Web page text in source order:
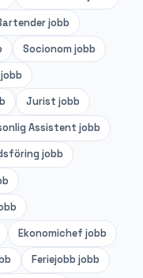
jobb
Socionom jobb
jobb
Jurist jobb
Assistent jobb
jobb
Ekonomichef jobb
Feriejobb jobb